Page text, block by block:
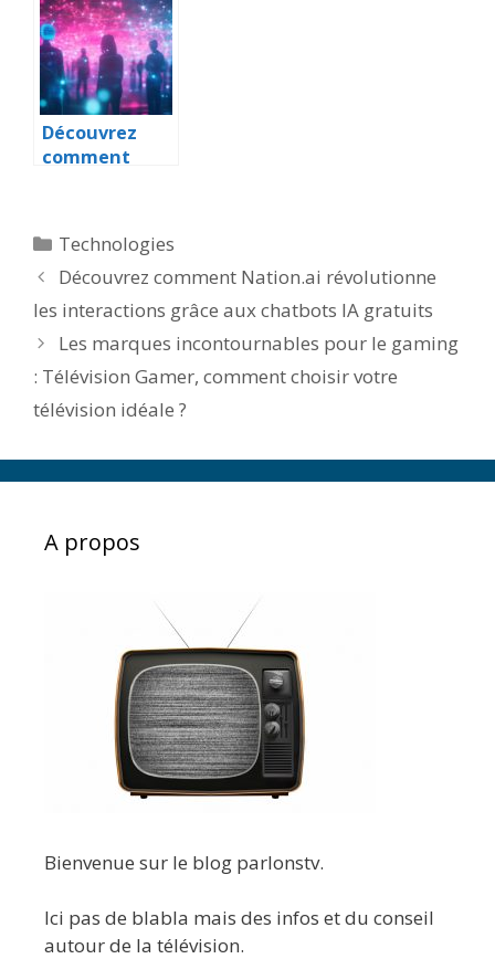
compact pour
vos besoins
Découvrez
comment
interactions
grâce aux
chatbots IA
Catégories
Technologies
Découvrez comment Nation.ai révolutionne
les interactions grâce aux chatbots IA gratuits
Les marques incontournables pour le gaming
: Télévision Gamer, comment choisir votre
télévision idéale ?
A propos
Bienvenue sur le blog parlonstv.
Ici pas de blabla mais des infos et du conseil
autour de la télévision.